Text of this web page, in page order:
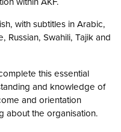
with subtitles in Arabic,
Russian, Swahili, Tajik and
this essential
and knowledge of
and orientation
about the organisation.